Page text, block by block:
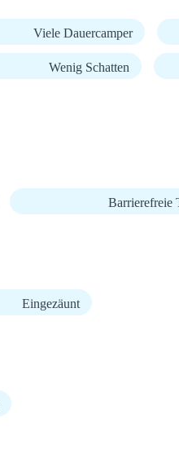
Viele Dauercamper
Wenig Schatten
Barrierefreie
Eingezäunt